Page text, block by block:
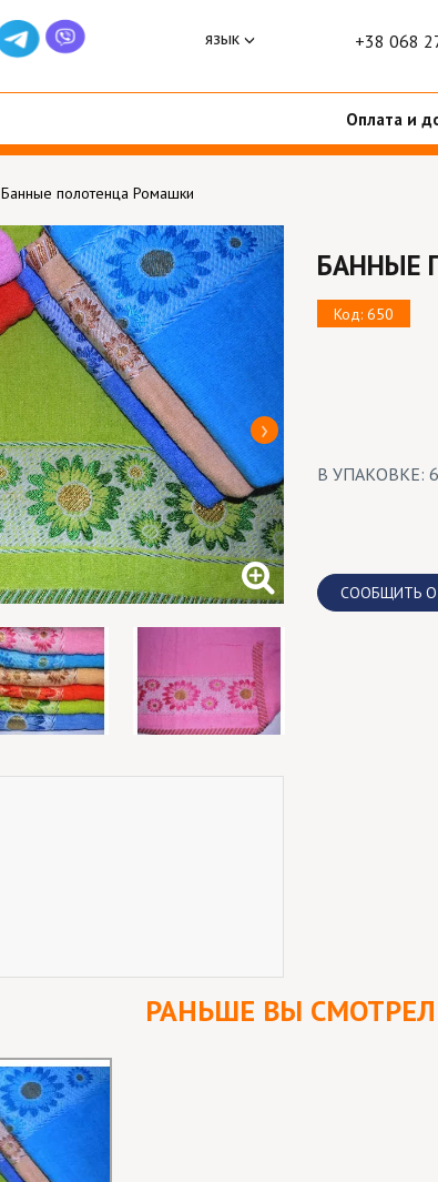
язык +38 068
Оплата и
Банные полотенца Ромашки
БАННЫЕ
Код: 650
В УПАКОВКЕ:
CООБЩИТЬ
РАНЬШЕ ВЫ